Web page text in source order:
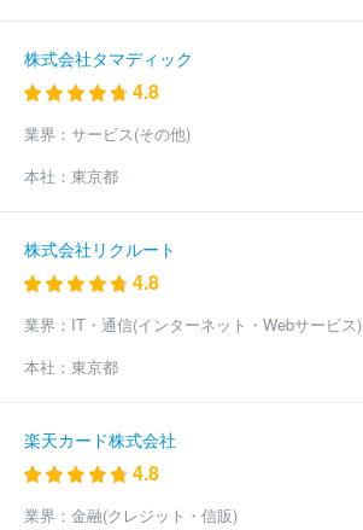
株式会社タマディック
4.8
業界： サービス(その他)
本社： 東京都
株式会社リクルート
4.8
業界： IT・通信(インターネット・Webサービス)
本社： 東京都
楽天カード株式会社
4.8
業界： 金融(クレジット・信販)